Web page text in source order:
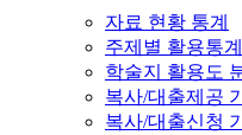
자료 현황 통계
주제별 활용통
학술지 활용도
복사/대출제공
복사/대출신청